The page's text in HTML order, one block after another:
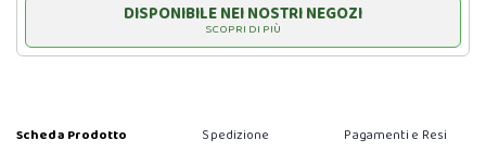
DISPONIBILE NEI NOSTRI NEGOZI
SCOPRI DI PIÙ
Scheda Prodotto Spedizione Pagamenti e Resi